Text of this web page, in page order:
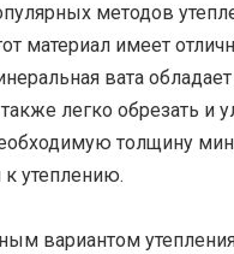
методов
материал имеет
вата
легко обрезать и
толщину
к утеплению.
вариантом утепления